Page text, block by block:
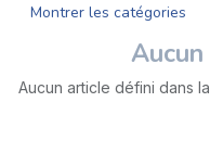
Montrer les catégories
Aucun article défini dans